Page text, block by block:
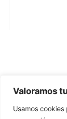
Valoramos
Usamos
Redes Cristianas
Una mirada